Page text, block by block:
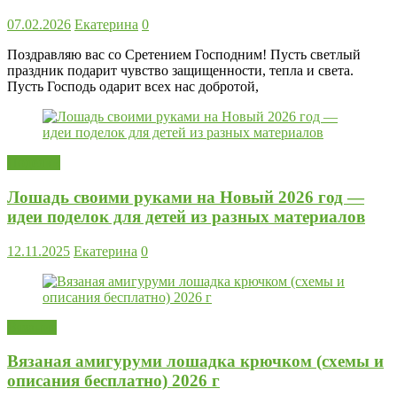
07.02.2026 Екатерина 0
Поздравляю вас со Сретением Господним! Пусть светлый
праздник подарит чувство защищенности, тепла и света.
Пусть Господь одарит всех нас добротой,
Лошадь своими руками на Новый 2026 год —
идеи поделок для детей из разных материалов
12.11.2025 Екатерина 0
Вязаная амигуруми лошадка крючком (схемы и
описания бесплатно) 2026 г